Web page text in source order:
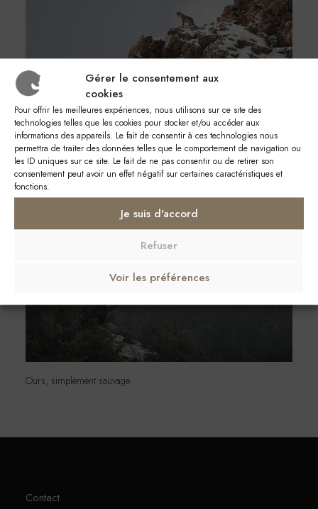
Gérer le consentement aux
cookies
Pour offrir les meilleures expériences, nous utilisons sur ce site des
technologies telles que les cookies pour stocker et/ou accéder aux
informations des appareils. Le fait de consentir à ces technologies nous
permettra de traiter des données telles que le comportement de navigation ou
les ID uniques sur ce site. Le fait de ne pas consentir ou de retirer son
consentement peut avoir un effet négatif sur certaines caractéristiques et
fonctions.
Je suis d'accord
Refuser
Voir les préférences
La Panthère des neiges
Ours, simplement sauvage
Contact